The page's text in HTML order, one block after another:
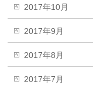
2017年10月
2017年9月
2017年8月
2017年7月